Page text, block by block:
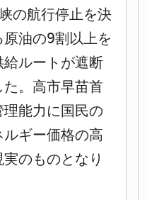
の航行停止を決
油の9割以上を
ルートが遮断
。高市早苗首
能力に国民の
ギー価格の高
のものとなり